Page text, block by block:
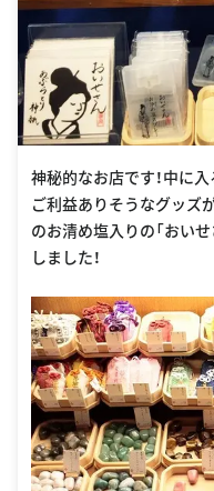
神秘的なお店です！中に
ご利益ありそうなグッズ
のお清め塩入りの「おい
しました！